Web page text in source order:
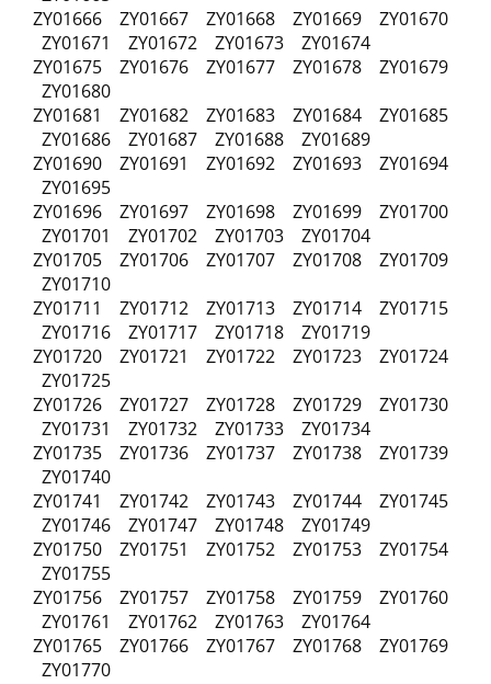
ZY01666 ZY01667 ZY01668 ZY01669 ZY01670
ZY01671 ZY01672 ZY01673 ZY01674
ZY01675 ZY01676 ZY01677 ZY01678 ZY01679
ZY01680
ZY01681 ZY01682 ZY01683 ZY01684 ZY01685
ZY01686 ZY01687 ZY01688 ZY01689
ZY01690 ZY01691 ZY01692 ZY01693 ZY01694
ZY01695
ZY01696 ZY01697 ZY01698 ZY01699 ZY01700
ZY01701 ZY01702 ZY01703 ZY01704
ZY01705 ZY01706 ZY01707 ZY01708 ZY01709
ZY01710
ZY01711 ZY01712 ZY01713 ZY01714 ZY01715
ZY01716 ZY01717 ZY01718 ZY01719
ZY01720 ZY01721 ZY01722 ZY01723 ZY01724
ZY01725
ZY01726 ZY01727 ZY01728 ZY01729 ZY01730
ZY01731 ZY01732 ZY01733 ZY01734
ZY01735 ZY01736 ZY01737 ZY01738 ZY01739
ZY01740
ZY01741 ZY01742 ZY01743 ZY01744 ZY01745
ZY01746 ZY01747 ZY01748 ZY01749
ZY01750 ZY01751 ZY01752 ZY01753 ZY01754
ZY01755
ZY01756 ZY01757 ZY01758 ZY01759 ZY01760
ZY01761 ZY01762 ZY01763 ZY01764
ZY01765 ZY01766 ZY01767 ZY01768 ZY01769
ZY01770